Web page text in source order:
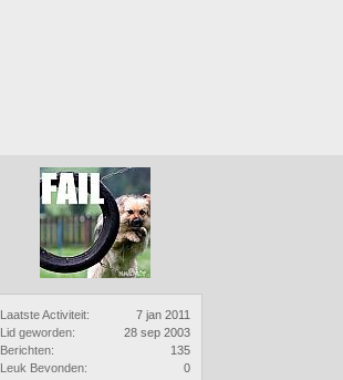
Laatste Activiteit:
7 jan 2011
Lid geworden:
28 sep 2003
Berichten:
135
Leuk Bevonden:
0